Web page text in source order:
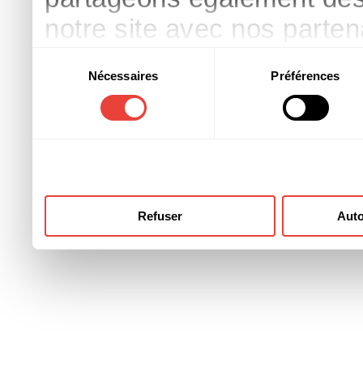
notre site avec nos
d'autres informations
ont collectées lors de
consentement
Nécessaires Préférences
Refuser